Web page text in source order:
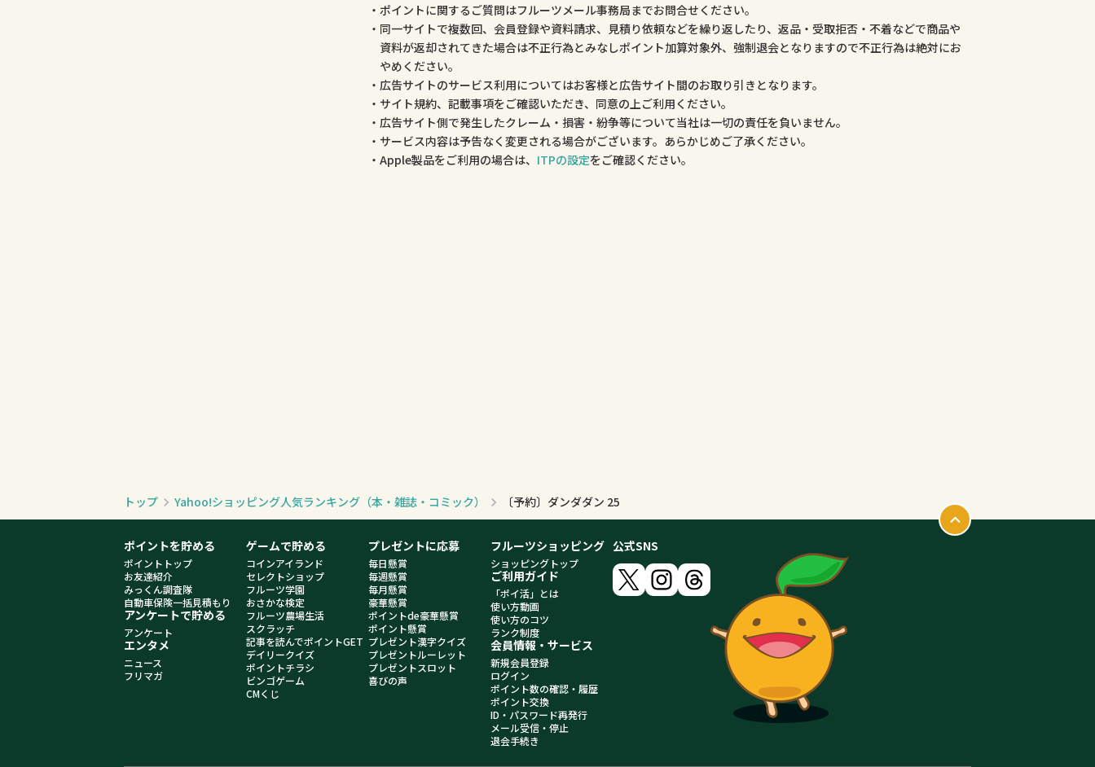
ポイントに関するご質問はフルーツメール事務局までお問合せください。
同一サイトで複数回、会員登録や資料請求、見積り依頼などを繰り返したり、返品・受取拒否・不着などで商品や
資料が返却されてきた場合は不正行為とみなしポイント加算対象外、強制退会となりますので不正行為は絶対にお
やめください。
広告サイトのサービス利用についてはお客様と広告サイト間のお取り引きとなります。
サイト規約、記載事項をご確認いただき、同意の上ご利用ください。
広告サイト側で発生したクレーム・損害・紛争等について当社は一切の責任を負いません。
サービス内容は予告なく変更される場合がございます。あらかじめご了承ください。
Apple製品をご利用の場合は、 ITPの設定をご確認ください。
トップ Yahoo!ショッピング人気ランキング（本・雑誌・コミック） 〔予約〕ダンダダン 25
ポイントを貯める
ポイントトップ
お友達紹介
みっくん調査隊
自動車保険一括見積もり
アンケートで貯める
アンケート
エンタメ
ニュース
フリマガ
ゲームで貯める
コインアイランド
セレクトショップ
フルーツ学園
おさかな検定
フルーツ農場生活
スクラッチ
記事を読んでポイントGET
デイリークイズ
ポイントチラシ
ビンゴゲーム
CMくじ
プレゼントに応募
毎日懸賞
毎週懸賞
毎月懸賞
豪華懸賞
ポイントde豪華懸賞
ポイント懸賞
プレゼント漢字クイズ
プレゼントルーレット
プレゼントスロット
喜びの声
フルーツショッピング
ショッピングトップ
ご利用ガイド
「ポイ活」とは
使い方動画
使い方のコツ
ランク制度
会員情報・サービス
新規会員登録
ログイン
ポイント数の確認・履歴
ポイント交換
ID・パスワード再発行
メール受信・停止
退会手続き
公式SNS